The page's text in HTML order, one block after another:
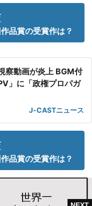
品賞の受賞作は？
察動画が炎上 BGM付
」に「政権プロパガ
J-CASTニュース
品賞の受賞作は？